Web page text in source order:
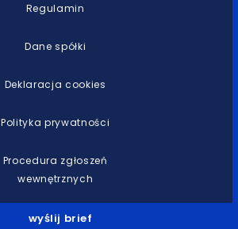
wyślij brief
Regulamin
Dane spółki
Deklaracja cookies
Polityka prywatności
Procedura zgłoszeń
wewnętrznych